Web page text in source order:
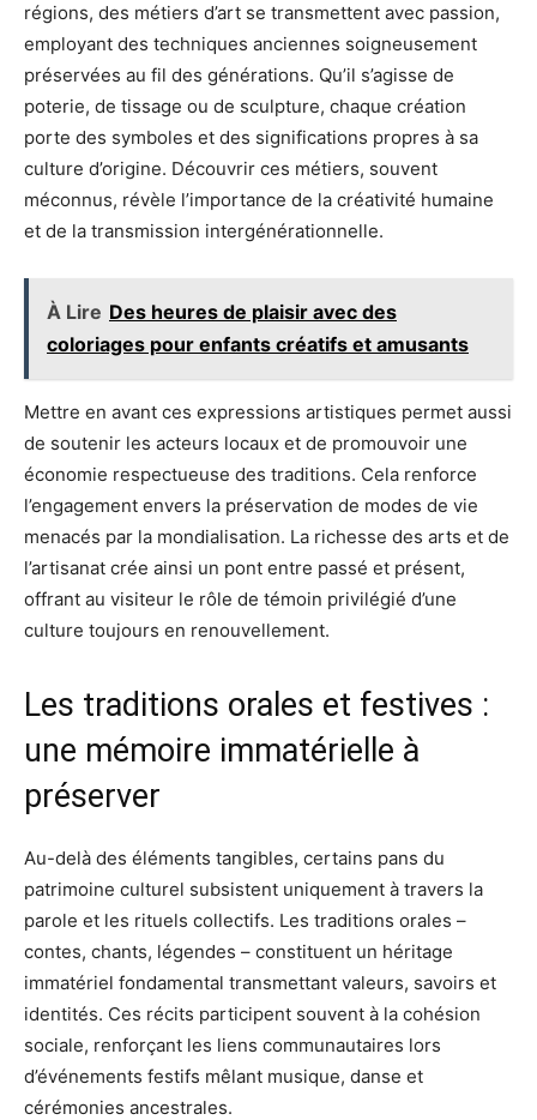
régions, des métiers d’art se transmettent avec passion,
employant des techniques anciennes soigneusement
préservées au fil des générations. Qu’il s’agisse de
poterie, de tissage ou de sculpture, chaque création
porte des symboles et des significations propres à sa
culture d’origine. Découvrir ces métiers, souvent
méconnus, révèle l’importance de la créativité humaine
et de la transmission intergénérationnelle.
À Lire Des heures de plaisir avec des
coloriages pour enfants créatifs et amusants
Mettre en avant ces expressions artistiques permet aussi
de soutenir les acteurs locaux et de promouvoir une
économie respectueuse des traditions. Cela renforce
l’engagement envers la préservation de modes de vie
menacés par la mondialisation. La richesse des arts et de
l’artisanat crée ainsi un pont entre passé et présent,
offrant au visiteur le rôle de témoin privilégié d’une
culture toujours en renouvellement.
Les traditions orales et festives :
une mémoire immatérielle à
préserver
Au-delà des éléments tangibles, certains pans du
patrimoine culturel subsistent uniquement à travers la
parole et les rituels collectifs. Les traditions orales –
contes, chants, légendes – constituent un héritage
immatériel fondamental transmettant valeurs, savoirs et
identités. Ces récits participent souvent à la cohésion
sociale, renforçant les liens communautaires lors
d’événements festifs mêlant musique, danse et
cérémonies ancestrales.